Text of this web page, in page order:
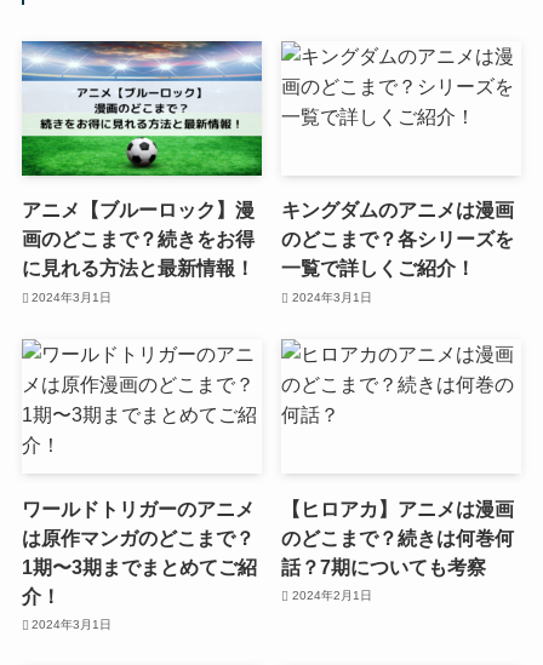
アニメ【ブルーロック】漫
画のどこまで？続きをお得
に見れる方法と最新情報！
2024年3月1日
キングダムのアニメは漫画
のどこまで？各シリーズを
一覧で詳しくご紹介！
2024年3月1日
ワールドトリガーのアニメ
は原作マンガのどこまで？
1期〜3期までまとめてご紹
介！
2024年3月1日
【ヒロアカ】アニメは漫画
のどこまで？続きは何巻何
話？7期についても考察
2024年2月1日